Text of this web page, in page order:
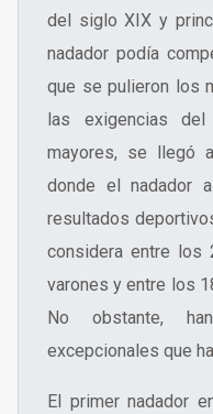
del siglo XIX y
nadador podía
que se pulieron los
las exigencias del
mayores, se llegó
donde el nadador
resultados
considera entre
varones y entre los
No obstante,
excepcionales que
El primer nadador